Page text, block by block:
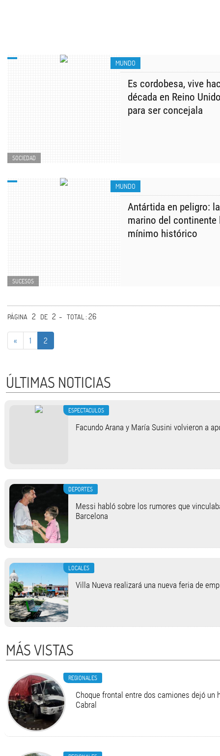
MUNDO
SOCIEDAD
Es cordobesa, vive
década en Reino
para ser concejala
MUNDO
SUCESOS
Antártida en peligro:
marino del continente
mínimo histórico
PÁGINA 2 DE 2 - TOTAL: 26
« 1 2
ÚLTIMAS NOTICIAS
ESPECTACULOS
Facundo Arana y María Susini volvieron a
DEPORTES
Messi habló sobre los rumores que
Barcelona
LOCALES
Villa Nueva realizará una nueva feria de
MÁS VISTAS
REGIONALES
Choque frontal entre dos camiones dejó un
Cabral